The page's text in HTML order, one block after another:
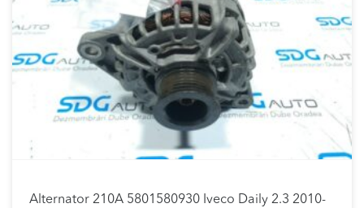
Alternator 210A 5801580930 Iveco Daily 2.3 2010-